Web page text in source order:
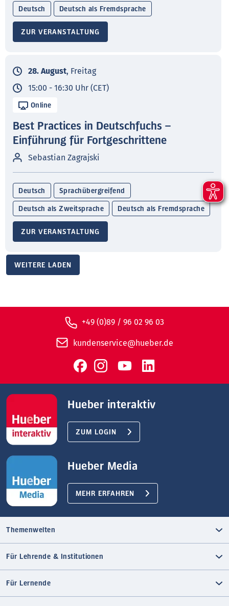
Deutsch Deutsch als Fremdsprache
ZUR VERANSTALTUNG
28. August, Freitag
15:00 - 16:30 Uhr (CET)
Online
Best Practices in Deutschfuchs –
Einführung für Fortgeschrittene
Sebastian Zagrajski
Deutsch Sprachübergreifend
Deutsch als Zweitsprache Deutsch als Fremdsprache
ZUR VERANSTALTUNG
WEITERE LADEN
+49 (0)89 / 96 02 96 03
kundenservice@hueber.de
Hueber interaktiv
ZUM LOGIN
Hueber Media
MEHR ERFAHREN
Themenwelten
Für Lehrende & Institutionen
Für Lernende